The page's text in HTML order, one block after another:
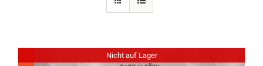
Nicht auf Lager